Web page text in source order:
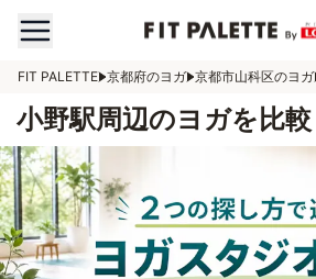
FIT PALETTE 京都府のヨガ 京都市山科区のヨガ
小野駅周辺のヨガを比